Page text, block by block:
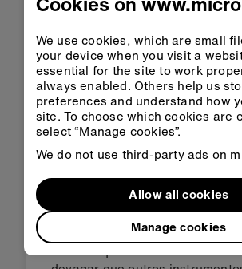
Baixar arquivo HEX
Terceiro passo:
deixar o código
melhor
We use cookies, which are small
your device when you visit a
essential for the site to work
always enabled. Others help us
preferences and understand how
site. To choose which cookies are
select “Manage cookies”.
We do not use third-party ads on
Manage cookies
Allow all cookies